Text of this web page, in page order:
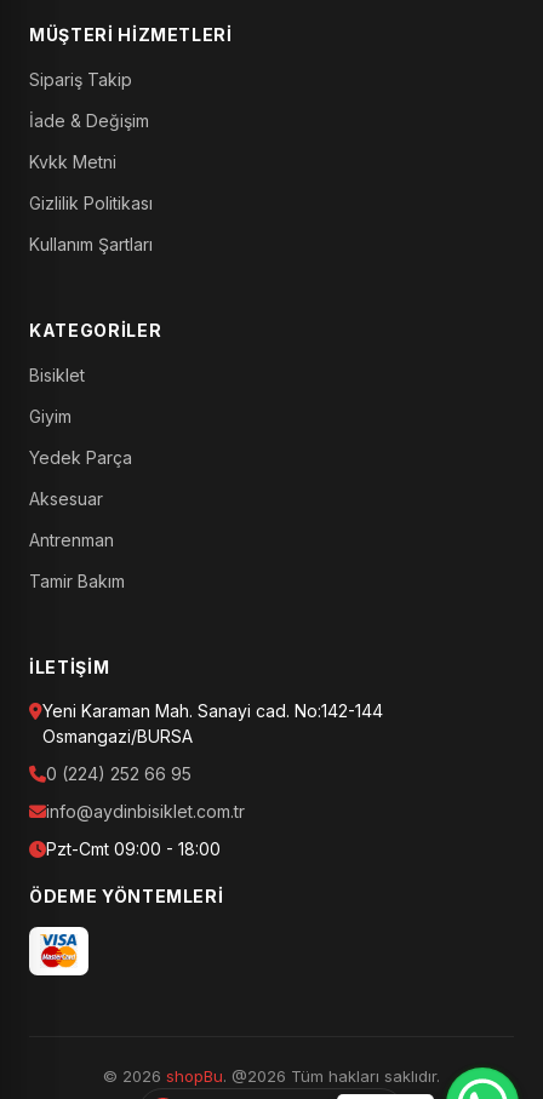
MÜŞTERI HIZMETLERI
Sipariş Takip
İade & Değişim
Kvkk Metni
Gizlilik Politikası
Kullanım Şartları
KATEGORILER
Bisiklet
Giyim
Yedek Parça
Aksesuar
Antrenman
Tamir Bakım
İLETIŞIM
Yeni Karaman Mah. Sanayi cad. No:142-144
Osmangazi/BURSA
0 (224) 252 66 95
info@aydinbisiklet.com.tr
Pzt-Cmt 09:00 - 18:00
ÖDEME YÖNTEMLERI
© 2026 shopBu. @2026 Tüm hakları saklıdır.